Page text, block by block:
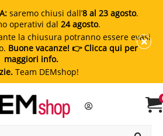
saremo chiusi dall’8 al 23 agosto.
operativi dal 24 agosto.
la chiusura potranno essere evasi
Buone vacanze! 👉 Clicca qui per
maggiori info.
Team DEMshop!